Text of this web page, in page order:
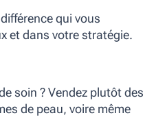
qui vous
et dans votre stratégie.
soin ? Vendez plutôt des
de peau, voire même